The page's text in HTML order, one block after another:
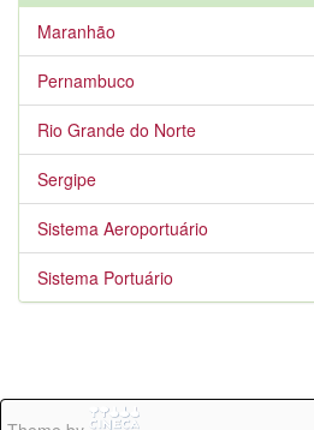
Maranhão
Pernambuco
Rio Grande do Norte
Sergipe
Sistema Aeroportuário
Sistema Portuário